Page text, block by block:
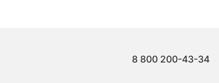
8 800 200-43-34